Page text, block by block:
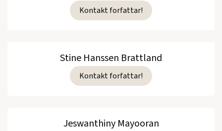
Kontakt forfattar!
Stine Hanssen Brattland
Kontakt forfattar!
Jeswanthiny Mayooran